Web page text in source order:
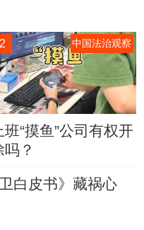
2 中国法治观察
班“摸鱼”公司有权开
吗？
白皮书》藏祸心